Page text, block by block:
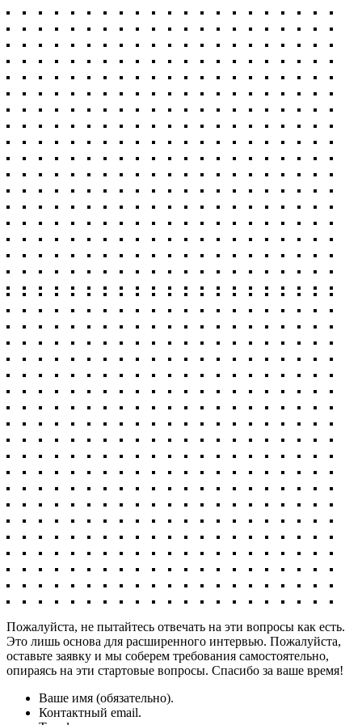
Пожалуйста, не пытайтесь отвечать на эти вопросы как есть.
Это лишь основа для расширенного интервью. Пожалуйста,
оставьте заявку и мы соберем требования самостоятельно,
опираясь на эти стартовые вопросы. Спасибо за ваше время!
Ваше имя (обязательно).
Контактный email.